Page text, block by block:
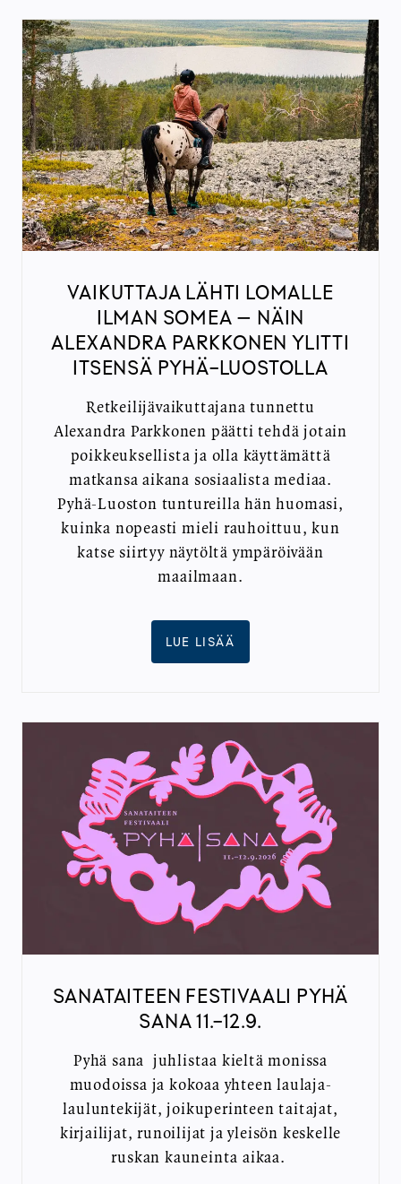
VAIKUTTAJA LÄHTI LOMALLE
ILMAN SOMEA – NÄIN
ALEXANDRA PARKKONEN YLITTI
ITSENSÄ PYHÄ-LUOSTOLLA
Retkeilijävaikuttajana tunnettu
Alexandra Parkkonen päätti tehdä jotain
poikkeuksellista ja olla käyttämättä
matkansa aikana sosiaalista mediaa.
Pyhä-Luoston tuntureilla hän huomasi,
kuinka nopeasti mieli rauhoittuu, kun
katse siirtyy näytöltä ympäröivään
maailmaan.
LUE LISÄÄ
SANATAITEEN FESTIVAALI PYHÄ
SANA 11.-12.9.
Pyhä sana juhlistaa kieltä monissa
muodoissa ja kokoaa yhteen laulaja-
lauluntekijät, joikuperinteen taitajat,
kirjailijat, runoilijat ja yleisön keskelle
ruskan kauneinta aikaa.